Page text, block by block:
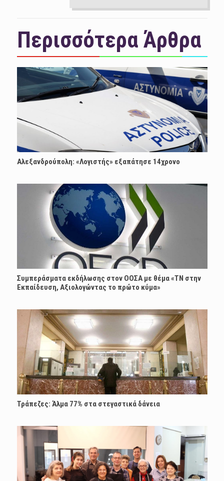
Περισσότερα Άρθρα
Αλεξανδρούπολη: «Λογιστής» εξαπάτησε 14χρονο
Συμπεράσματα εκδήλωσης στον ΟΟΣΑ με θέμα «ΤΝ στην
Εκπαίδευση, Αξιολογώντας το πρώτο κύμα»
Τράπεζες: Άλμα 77% στα στεγαστικά δάνεια